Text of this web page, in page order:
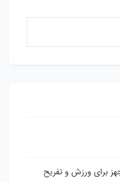
برای ورزش و تفریح